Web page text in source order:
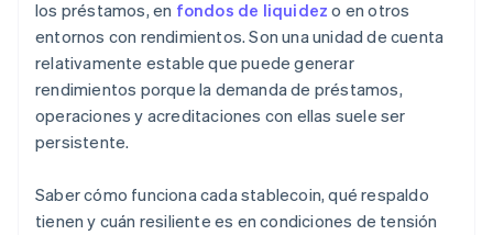
los préstamos, en fondos de liquidez o en otros
entornos con rendimientos. Son una unidad de cuenta
relativamente estable que puede generar
rendimientos porque la demanda de préstamos,
operaciones y acreditaciones con ellas suele ser
persistente.
Saber cómo funciona cada stablecoin, qué respaldo
tienen y cuán resiliente es en condiciones de tensión